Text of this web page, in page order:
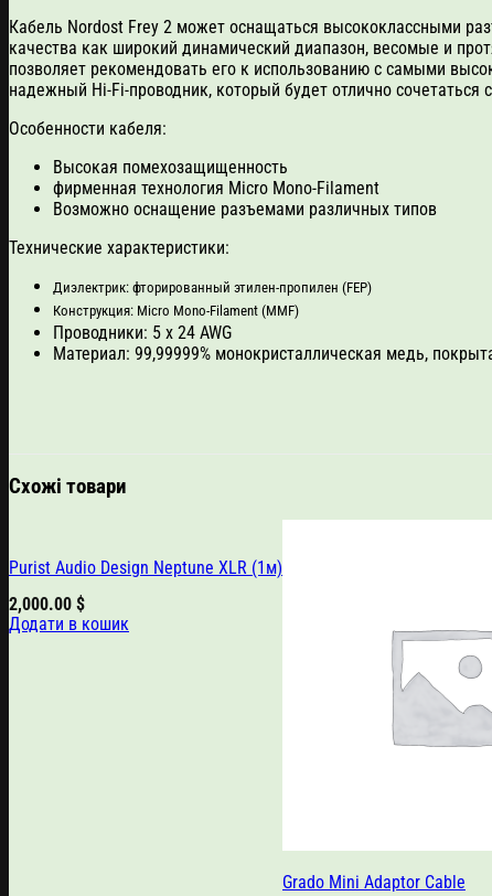
Кабель Nordost Frey 2 может оснащаться высококлассными
качества как широкий динамический диапазон, весомые и
позволяет рекомендовать его к использованию с самыми
надежный Hi-Fi-проводник, который будет отлично
Особенности кабеля:
Высокая помехозащищенность
фирменная технология Micro Mono-Filament
Возможно оснащение разъемами различных типов
Технические характеристики:
Диэлектрик: фторированный этилен-пропилен (FEP)
Конструкция: Micro Mono-Filament (MMF)
Проводники: 5 х 24 AWG
Материал: 99,99999% монокристаллическая медь,
Схожі товари
Purist Audio Design Neptune XLR (1м)
2,000.00 $
Додати в кошик
Grado Mini Adaptor Cable